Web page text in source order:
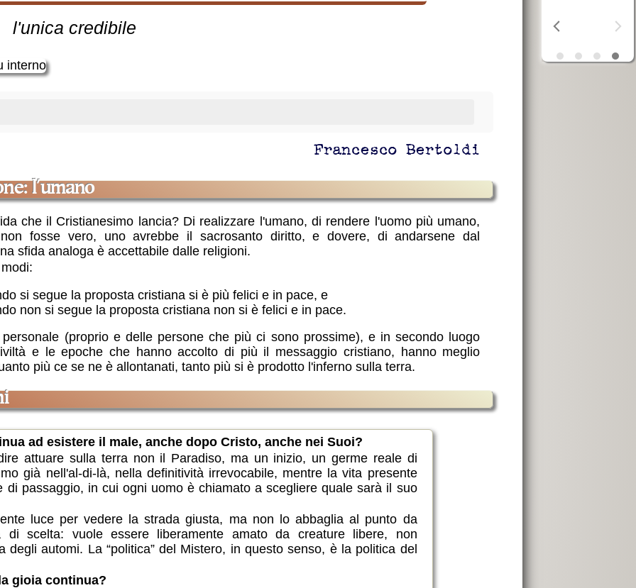
l'unica credibile
Francesco Bertoldi
l'umano
che il Cristianesimo lancia? Di realizzare l'umano, di rendere l'uomo più umano,
fosse vero, uno avrebbe il sacrosanto diritto, e dovere, di andarsene dal
sfida analoga è accettabile dalle religioni.
si segue la proposta cristiana si è più felici e in pace, e
non si segue la proposta cristiana non si è felici e in pace.
(proprio e delle persone che più ci sono prossime), e in secondo luogo
e le epoche che hanno accolto di più il messaggio cristiano, hanno meglio
più ce se ne è allontanati, tanto più si è prodotto l'inferno sulla terra.
ad esistere il male, anche dopo Cristo, anche nei Suoi?
attuare sulla terra non il Paradiso, ma un inizio, un germe reale di
già nell'al-di-là, nella definitività irrevocabile, mentre la vita presente
di passaggio, in cui ogni uomo è chiamato a scegliere quale sarà il suo
luce per vedere la strada giusta, ma non lo abbaglia al punto da
di scelta: vuole essere liberamente amato da creature libere, non
degli automi. La “politica” del Mistero, in questo senso, è la politica del
gioia continua?